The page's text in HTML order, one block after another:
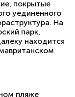
покрытые
уединенного
На
парк,
находится
пляже